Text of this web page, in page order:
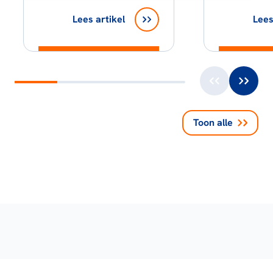
Lees artikel
Toon alle